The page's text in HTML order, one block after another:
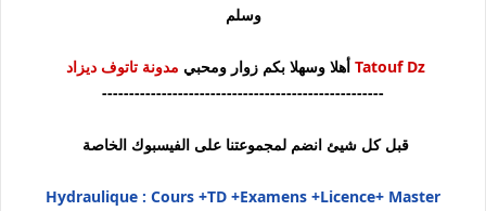
وسلم
Tatouf Dz أهلا وسهلا بكم زوار ومحبي مدونة تاتوف ديزاد
----------------------------------------------------
قبل كل شيئ انضم لمجموعتنا على الفيسبوك الخاصة
Hydraulique : Cours +TD +Examens +Licence+ Master